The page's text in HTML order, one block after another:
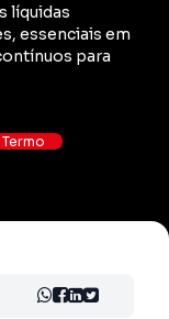
líquidas
essenciais em
para
Termo